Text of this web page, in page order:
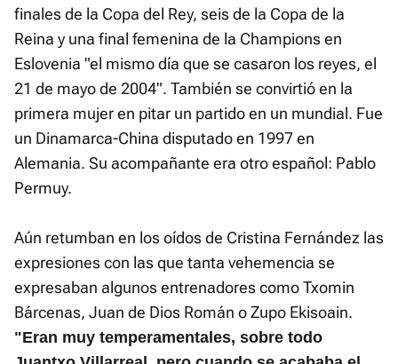
finales de la Copa del Rey, seis de la Copa de la
Reina y una final femenina de la Champions en
Eslovenia "el mismo día que se casaron los reyes, el
21 de mayo de 2004". También se convirtió en la
primera mujer en pitar un partido en un mundial. Fue
un Dinamarca-China disputado en 1997 en
Alemania. Su acompañante era otro español: Pablo
Permuy.
Aún retumban en los oídos de Cristina Fernández las
expresiones con las que tanta vehemencia se
expresaban algunos entrenadores como Txomin
Bárcenas, Juan de Dios Román o Zupo Ekisoain.
"Eran muy temperamentales, sobre todo